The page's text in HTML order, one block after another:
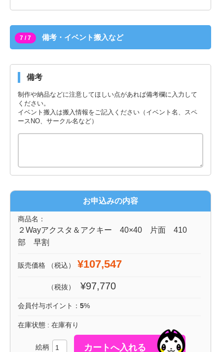
7 / 7 備考・イベント搬入など
備考
制作や納品などに注意してほしい点があれば備考欄に入力して
ください。
イベント搬入は搬入情報をご記入ください（イベント名、スペ
ースNO、サークル名など）
お申込みの内容
商品名：
２Wayアクスタ＆アクキー 40×40 片面 410
部 早割
販売価格 （税込） ¥107,547
（税抜） ¥97,770
会員付与ポイント： 5%
在庫状態 : 在庫有り
絵柄